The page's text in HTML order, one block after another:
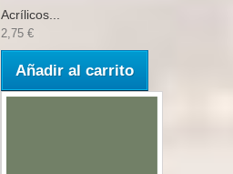
Acrílicos...
2,75 €
Añadir al carrito